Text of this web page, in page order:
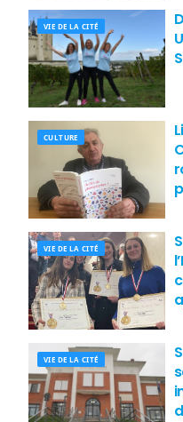
VIE DE LA CITÉ
CULTURE
VIE DE LA CITÉ
VIE DE LA CITÉ